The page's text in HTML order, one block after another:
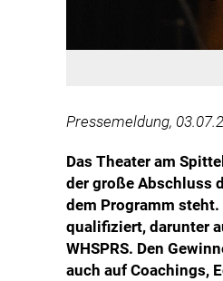
Pressemeldung,
Das Theater am
der große Abschluss
dem Programm
qualifiziert, darunter
WHSPRS. Den
auch auf Coachings,